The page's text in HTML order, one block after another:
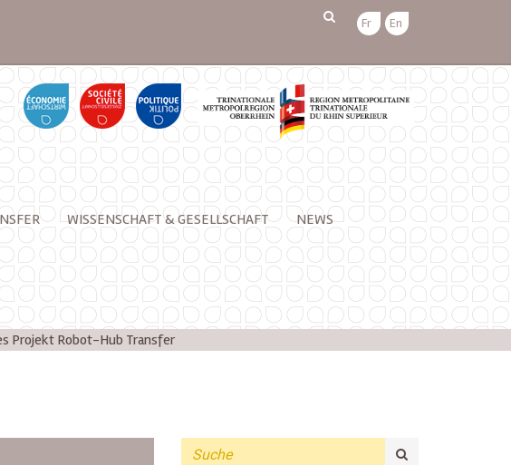
Fr En
WISSENSCHAFT & GESELLSCHAFT NEWS
Projekt Robot-Hub Transfer